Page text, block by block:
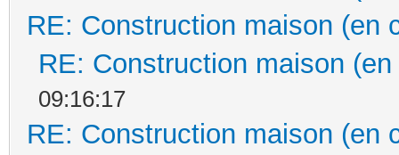
RE: Construction maison (en
RE: Construction maison
09:16:17
RE: Construction maison (en